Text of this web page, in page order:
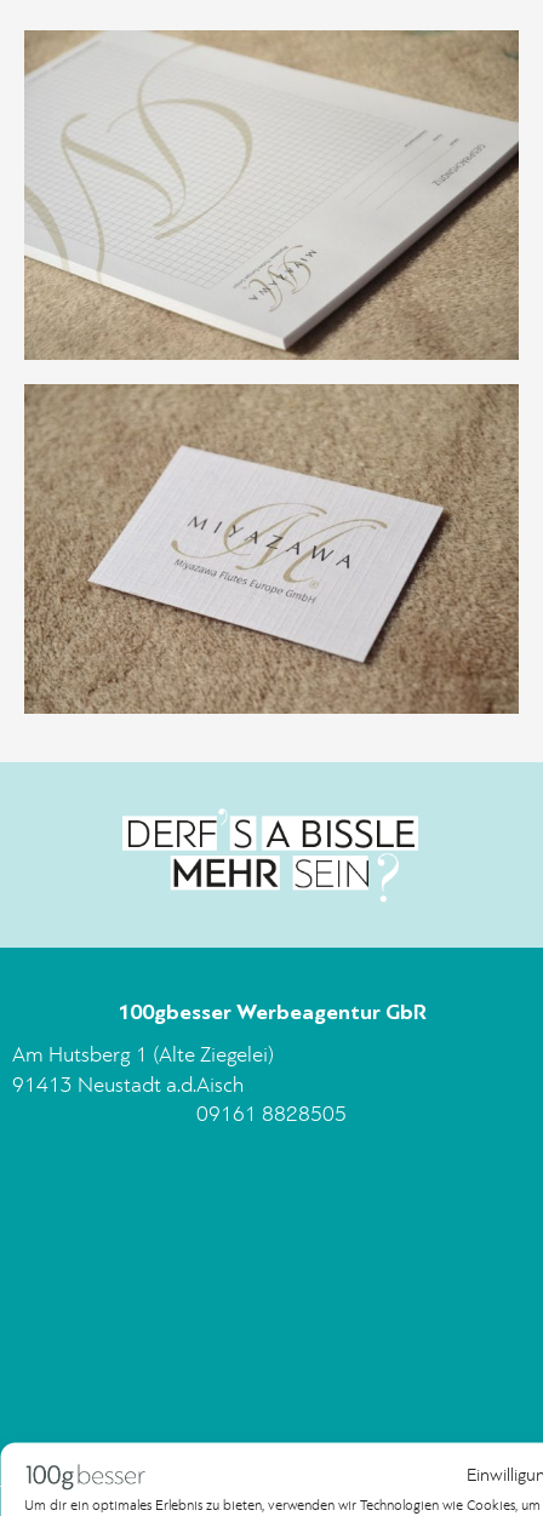
Um dir ein optimales Erlebnis zu bieten, verwenden wir Technologien wie Cookies,
100gbesser Werbeagentur GbR
Am Hutsberg 1 (Alte Ziegelei)
91413 Neustadt a.d.Aisch
09161 8828505